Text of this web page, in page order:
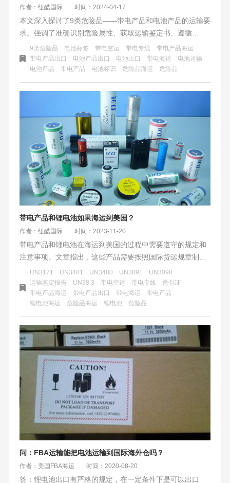
作者：纽酷国际 时间：2024-04-17
本文深入探讨了9类危险品——带电产品和电池产品的运输要
求。强调了准确识别危险属性、获取运输鉴定书、遵循
MSDS和UN38.3测试报告、严格包装与标识，以及出口许可
和运输保险的重要性，以确保运输过程的安全和合规性。
9类危险品 电池标签 带电空运 带电专线
带电产品海运
带电产品出口
电池产品出口 电池出口 带电海运
电池运输
电池产品
带电产品 电池标识 危险品海运 危险品
带电产品和锂电池如果海运到美国？
作者：纽酷国际 时间：2023-11-20
带电产品和锂电池在海运到美国的过程中需要遵守的规定和
注意事项。文章指出，这些产品需要按照国际货运规章制度
进行分类和包装，并申请相应的危包证以确保运输安全。同
时，文章也提到了一些常见的违规行为，提醒出口企业要严
格遵守相关要求，避免安全风险和经济损失。
UN3171 UN3481 UN3480 UN3091
UN3090
运输鉴定报告
UN38.3 带电空运 带电专线
危包证
带电产品海运
带电产品出口 带电海运
带电产品
锂电池海运
危险品海运 锂电池 危险品
问：FBA运输能把电池运输到国际海外仓吗？
作者：美国FBA海运 时间：2020-08-20
答：锂电池出口有严格的规定，在一定条件下是可以出口